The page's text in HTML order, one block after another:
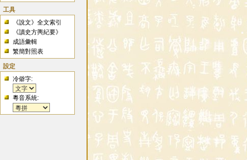
工具
《說文》全文索引
《讀史方輿紀要》
成語彙輯
繁簡對照表
設定
冷僻字:
粵音系統: